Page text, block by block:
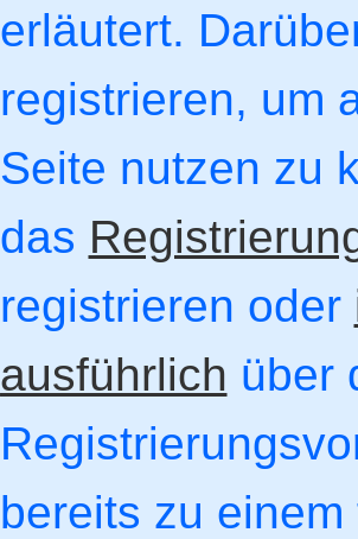
erläutert.
registrieren, um
Seite nutzen zu
das
registrieren oder
ausführlich über
bereits zu